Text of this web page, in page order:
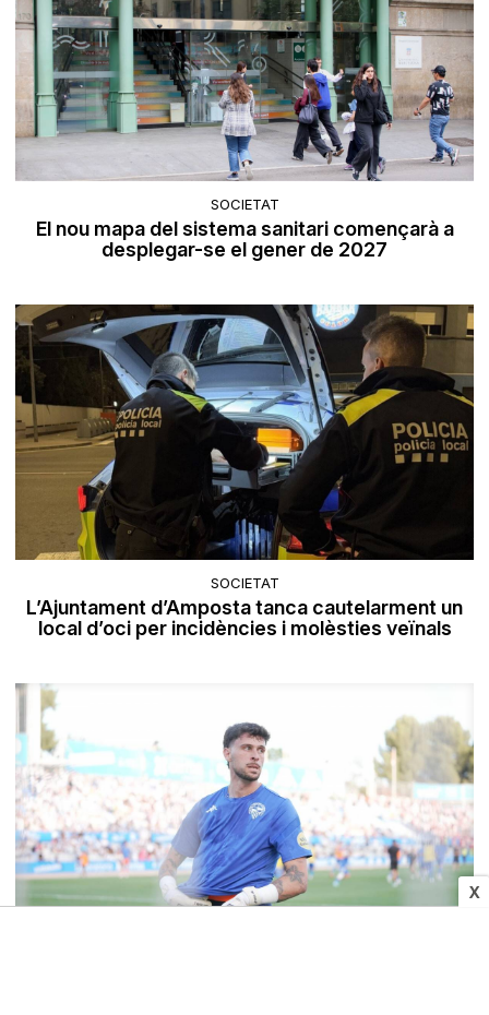
X
SOCIETAT
El nou mapa del sistema sanitari començarà a
desplegar-se el gener de 2027
SOCIETAT
L’Ajuntament d’Amposta tanca cautelarment un
local d’oci per incidències i molèsties veïnals